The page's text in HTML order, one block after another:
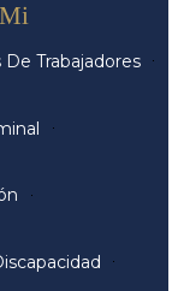
Trabajadores